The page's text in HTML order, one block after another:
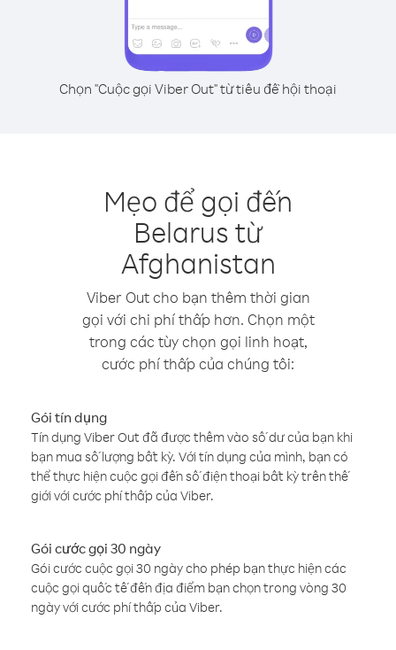
Chọn "Cuộc gọi Viber Out" từ tiêu đề hội thoại
Mẹo để gọi đến
Belarus từ
Afghanistan
Viber Out cho bạn thêm thời gian
gọi với chi phí thấp hơn. Chọn một
trong các tùy chọn gọi linh hoạt,
cước phí thấp của chúng tôi:
Gói tín dụng
Tín dụng Viber Out đã được thêm vào số dư của bạn khi
bạn mua số lượng bất kỳ. Với tín dụng của mình, bạn có
thể thực hiện cuộc gọi đến số điện thoại bất kỳ trên thế
giới với cước phí thấp của Viber.
Gói cước gọi 30 ngày
Gói cước cuộc gọi 30 ngày cho phép bạn thực hiện các
cuộc gọi quốc tế đến địa điểm bạn chọn trong vòng 30
ngày với cước phí thấp của Viber.